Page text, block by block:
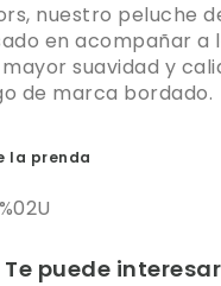
nuestro peluche
en acompañar a
suavidad y
de marca bordado.
la prenda
Te puede interesar